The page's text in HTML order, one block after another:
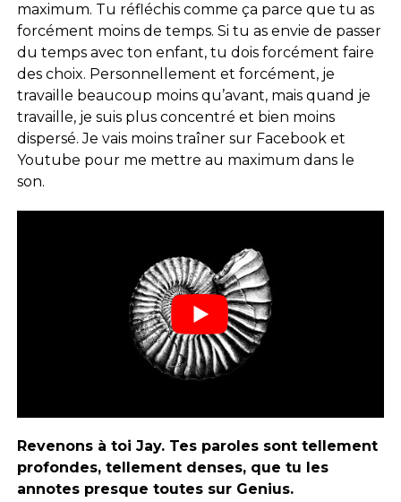
maximum. Tu réfléchis comme ça parce que tu as
forcément moins de temps. Si tu as envie de passer
du temps avec ton enfant, tu dois forcément faire
des choix. Personnellement et forcément, je
travaille beaucoup moins qu’avant, mais quand je
travaille, je suis plus concentré et bien moins
dispersé. Je vais moins traîner sur Facebook et
Youtube pour me mettre au maximum dans le
son.
Revenons à toi Jay. Tes paroles sont tellement
profondes, tellement denses, que tu les
annotes presque toutes sur Genius.